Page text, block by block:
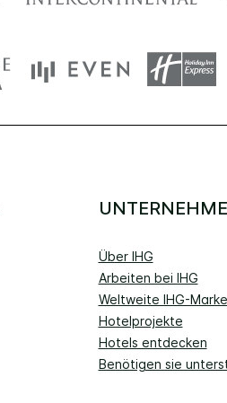
Über IHG
Arbeiten bei IHG
Weltweite IHG-
Hotelprojekte
Hotels entdecken
Benötigen sie